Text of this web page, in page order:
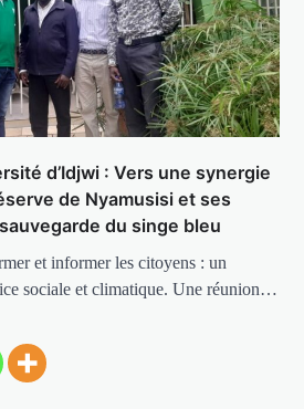
d’Idjwi : Vers une synergie
de Nyamusisi et ses
du singe bleu
et informer les citoyens : un
sociale et climatique. Une réunion…